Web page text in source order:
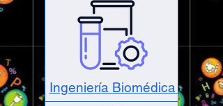
Ingeniería Biomédica